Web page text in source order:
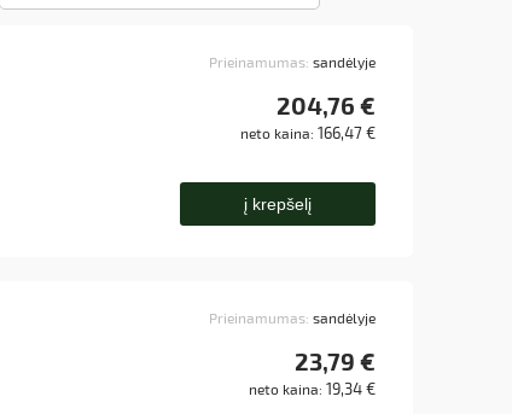
Prieinamumas: sandėlyje
204,76 €
neto kaina: 166,47 €
į krepšelį
Prieinamumas: sandėlyje
23,79 €
neto kaina: 19,34 €